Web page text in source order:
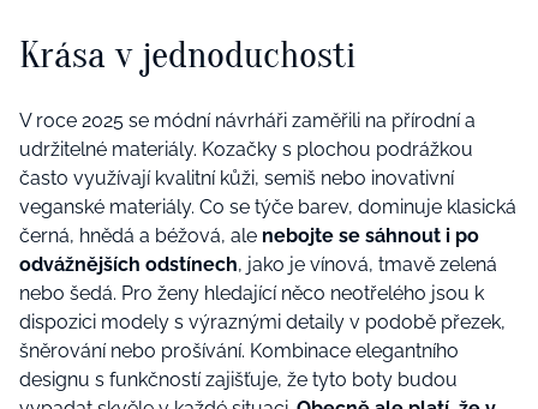
Krása v jednoduchosti
V roce 2025 se módní návrháři zaměřili na přírodní a
udržitelné materiály. Kozačky s plochou podrážkou
často využívají kvalitní kůži, semiš nebo inovativní
veganské materiály. Co se týče barev, dominuje klasická
černá, hnědá a béžová, ale nebojte se sáhnout i po
odvážnějších odstínech, jako je vínová, tmavě zelená
nebo šedá. Pro ženy hledající něco neotřelého jsou k
dispozici modely s výraznými detaily v podobě přezek,
šněrování nebo prošívání. Kombinace elegantního
designu s funkčností zajišťuje, že tyto boty budou